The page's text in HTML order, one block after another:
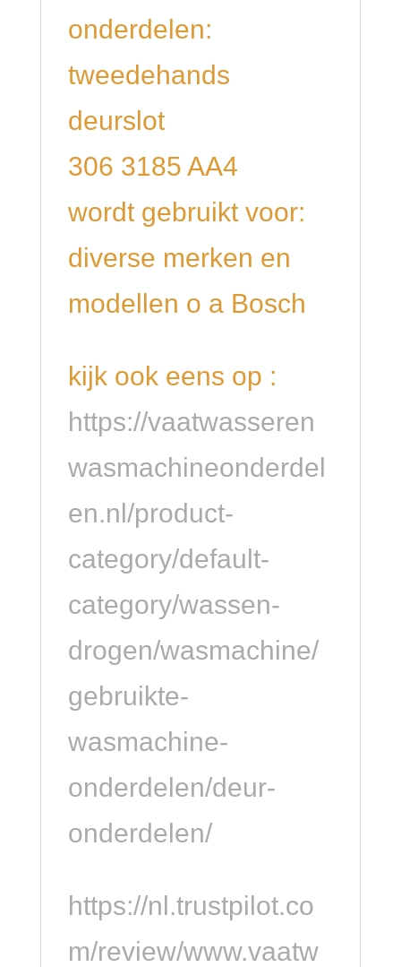
onderdelen:
tweedehands
deurslot
306 3185 AA4
wordt gebruikt voor:
diverse merken en
modellen o a Bosch
kijk ook eens op :
https://vaatwasseren
wasmachineonderdel
en.nl/product-
category/default-
category/wassen-
drogen/wasmachine/
gebruikte-
wasmachine-
onderdelen/deur-
onderdelen/
https://nl.trustpilot.co
m/review/www.vaatw